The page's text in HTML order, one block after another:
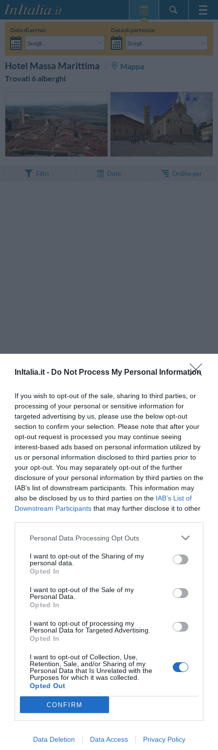
InItalia.it - Do Not Process My Personal Information
If you wish to opt-out of the sale, sharing to third parties, or
processing of your personal or sensitive information for
targeted advertising by us, please use the below opt-out
section to confirm your selection. Please note that after your
opt-out request is processed you may continue seeing
interest-based ads based on personal information utilized by
us or personal information disclosed to third parties prior to
your opt-out. You may separately opt-out of the further
disclosure of your personal information by third parties on the
IAB’s list of downstream participants. This information may
also be disclosed by us to third parties on the IAB’s List of
Downstream Participants that may further disclose it to other
Personal Data Processing Opt Outs
I want to opt-out of the Sharing of my
personal data.
Opted In
I want to opt-out of the Sale of my
Personal Data.
Opted In
I want to opt-out of processing my
Personal Data for Targeted Advertising.
Opted In
I want to opt-out of Collection, Use,
Retention, Sale, and/or Sharing of my
Personal Data that Is Unrelated with the
Purposes for which it was collected.
Opted Out
CONFIRM
Data Deletion Data Access Privacy Policy
Home Page
Le mie Prenotazioni
InItalia Club
Data di arrivo:
Scegli...
Data di partenza:
Scegli...
Hotel Massa Marittima
Mappa
Trovati 6 alberghi
Filtri Date Ordina per
Hotel Il Sole
270 m dal centro
Ottimo 8.3/10
TARIFFE
Residenza d'Epoca Palazzo Malfatti
190 m
Eccezionale
TARIFFE
La Siègià Resort
Hotel Rifugio Prategiano
13.84 km dal centro
Eccellente 9.3/10
15.85 km
0 Recensioni